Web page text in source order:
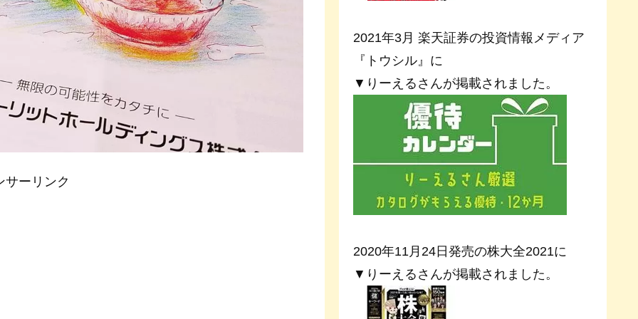
サーリンク
2021年3月 楽天証券の投資情報メディア
『トウシル』に
▼りーえるさんが掲載されました。
2020年11月24日発売の株大全2021に
▼りーえるさんが掲載されました。